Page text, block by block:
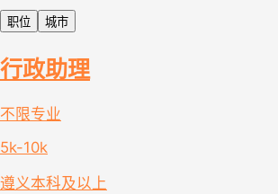
职位 城市
行政助理
不限专业
5k-10k
遵义本科及以上